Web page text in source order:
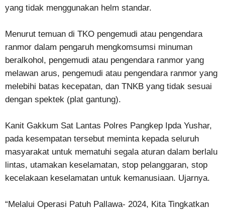
yang tidak menggunakan helm standar.
Menurut temuan di TKO pengemudi atau pengendara
ranmor dalam pengaruh mengkomsumsi minuman
beralkohol, pengemudi atau pengendara ranmor yang
melawan arus, pengemudi atau pengendara ranmor yang
melebihi batas kecepatan, dan TNKB yang tidak sesuai
dengan spektek (plat gantung).
Kanit Gakkum Sat Lantas Polres Pangkep Ipda Yushar,
pada kesempatan tersebut meminta kepada seluruh
masyarakat untuk mematuhi segala aturan dalam berlalu
lintas, utamakan keselamatan, stop pelanggaran, stop
kecelakaan keselamatan untuk kemanusiaan. Ujarnya.
“Melalui Operasi Patuh Pallawa- 2024, Kita Tingkatkan